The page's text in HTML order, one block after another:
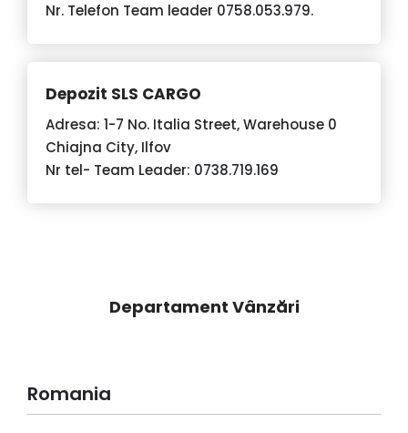
Nr. Telefon Team leader 0758.053.979.
Depozit SLS CARGO
Adresa: 1-7 No. Italia Street, Warehouse 0
Chiajna City, Ilfov
Nr tel- Team Leader: 0738.719.169
Departament Vânzări
Romania